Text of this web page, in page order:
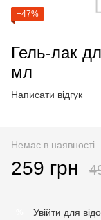
−47%
Гель-лак
мл
Написати відгук
Немає в наявності
259 грн
Увійти для